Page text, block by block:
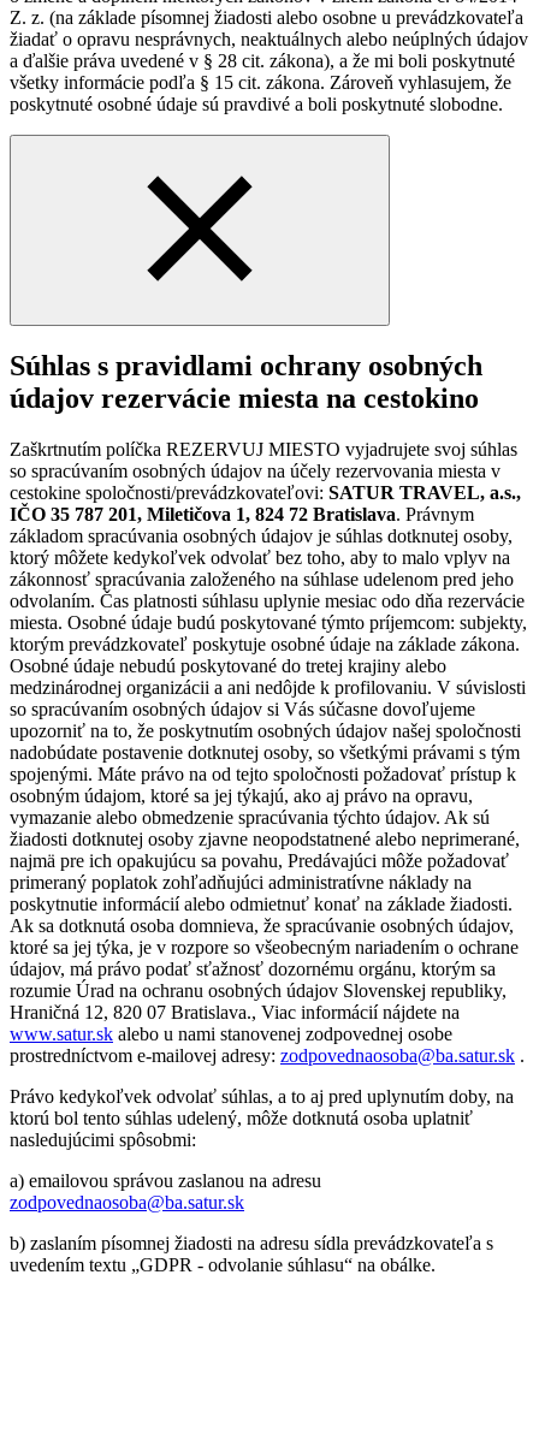
Z. z. (na základe písomnej žiadosti alebo osobne u prevádzkovateľa
žiadať o opravu nesprávnych, neaktuálnych alebo neúplných údajov
a ďalšie práva uvedené v § 28 cit. zákona), a že mi boli poskytnuté
všetky informácie podľa § 15 cit. zákona. Zároveň vyhlasujem, že
poskytnuté osobné údaje sú pravdivé a boli poskytnuté slobodne.
Súhlas s pravidlami ochrany osobných
údajov rezervácie miesta na cestokino
Zaškrtnutím políčka REZERVUJ MIESTO vyjadrujete svoj súhlas
so spracúvaním osobných údajov na účely rezervovania miesta v
cestokine spoločnosti/prevádzkovateľovi: SATUR TRAVEL, a.s.,
IČO 35 787 201, Miletičova 1, 824 72 Bratislava. Právnym
základom spracúvania osobných údajov je súhlas dotknutej osoby,
ktorý môžete kedykoľvek odvolať bez toho, aby to malo vplyv na
zákonnosť spracúvania založeného na súhlase udelenom pred jeho
odvolaním. Čas platnosti súhlasu uplynie mesiac odo dňa rezervácie
miesta. Osobné údaje budú poskytované týmto príjemcom: subjekty,
ktorým prevádzkovateľ poskytuje osobné údaje na základe zákona.
Osobné údaje nebudú poskytované do tretej krajiny alebo
medzinárodnej organizácii a ani nedôjde k profilovaniu. V súvislosti
so spracúvaním osobných údajov si Vás súčasne dovoľujeme
upozorniť na to, že poskytnutím osobných údajov našej spoločnosti
nadobúdate postavenie dotknutej osoby, so všetkými právami s tým
spojenými. Máte právo na od tejto spoločnosti požadovať prístup k
osobným údajom, ktoré sa jej týkajú, ako aj právo na opravu,
vymazanie alebo obmedzenie spracúvania týchto údajov. Ak sú
žiadosti dotknutej osoby zjavne neopodstatnené alebo neprimerané,
najmä pre ich opakujúcu sa povahu, Predávajúci môže požadovať
primeraný poplatok zohľadňujúci administratívne náklady na
poskytnutie informácií alebo odmietnuť konať na základe žiadosti.
Ak sa dotknutá osoba domnieva, že spracúvanie osobných údajov,
ktoré sa jej týka, je v rozpore so všeobecným nariadením o ochrane
údajov, má právo podať sťažnosť dozornému orgánu, ktorým sa
rozumie Úrad na ochranu osobných údajov Slovenskej republiky,
Hraničná 12, 820 07 Bratislava., Viac informácií nájdete na
www.satur.sk alebo u nami stanovenej zodpovednej osobe
prostredníctvom e-mailovej adresy: zodpovednaosoba@ba.satur.sk .
Právo kedykoľvek odvolať súhlas, a to aj pred uplynutím doby, na
ktorú bol tento súhlas udelený, môže dotknutá osoba uplatniť
nasledujúcimi spôsobmi:
a) emailovou správou zaslanou na adresu
zodpovednaosoba@ba.satur.sk
b) zaslaním písomnej žiadosti na adresu sídla prevádzkovateľa s
uvedením textu „GDPR - odvolanie súhlasu“ na obálke.